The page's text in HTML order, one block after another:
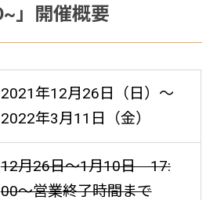
」開催概要
2021年12月26日（日）～
2022年3月11日（金）
12月26日～1月10日 17:
00～営業終了時間まで